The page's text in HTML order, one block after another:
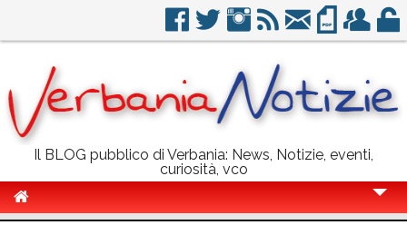
Il BLOG pubblico di Verbania: News, Notizie, eventi,
curiosità, vco